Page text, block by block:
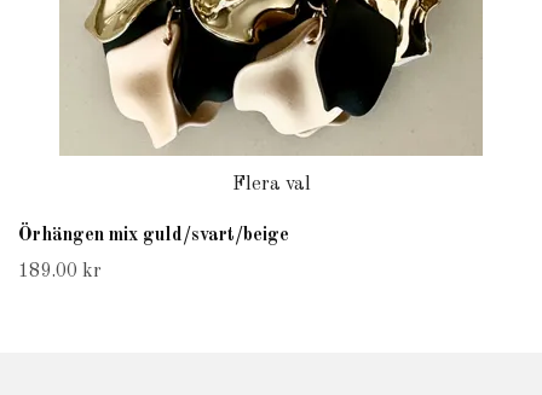
Flera val
Örhängen mix guld/svart/beige
189.00 kr